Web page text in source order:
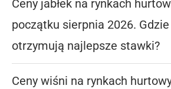
Ceny jabłek na rynkach
początku sierpnia 2026.
otrzymują najlepsze stawki?
Ceny wiśni na rynkach